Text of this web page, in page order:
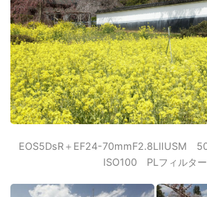
EOS5DsR＋EF24-70mmF2.8LⅡUSM
ISO100 PLフィルター